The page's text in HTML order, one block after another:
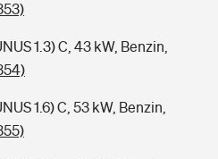
1.3) C, 43 kW, Benzin,
1.6) C, 53 kW, Benzin,